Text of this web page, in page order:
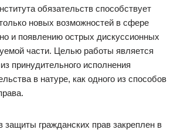
обязательств способствует
новых возможностей в сфере
и появлению острых дискуссионных
части. Целью работы является
принудительного исполнения
в натуре, как одного из способов
защиты гражданских прав закреплен в